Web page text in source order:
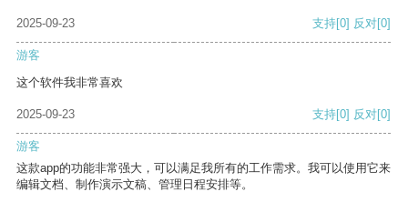
2025-09-23 支持[0] 反对[0]
游客
这个软件我非常喜欢
2025-09-23 支持[0] 反对[0]
游客
这款app的功能非常强大，可以满足我所有的工作需求。我可以使用它来
编辑文档、制作演示文稿、管理日程安排等。